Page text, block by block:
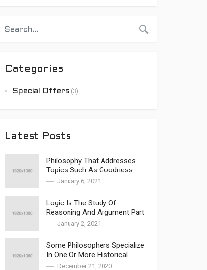
Categories
Special Offers (3)
Latest Posts
Philosophy That Addresses
Topics Such As Goodness
January 6, 2021
Logic Is The Study Of
Reasoning And Argument Part
2
January 2, 2021
Some Philosophers Specialize
In One Or More Historical
PeriodsDecember 21, 2020